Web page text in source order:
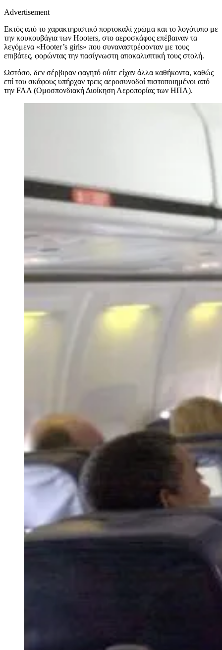
Advertisement
Εκτός από το χαρακτηριστικό πορτοκαλί χρώμα και το λογότυπο με
την κουκουβάγια των Hooters, στο αεροσκάφος επέβαιναν τα
λεγόμενα «Hooter’s girls» που συναναστρέφονταν με τους
επιβάτες, φορώντας την πασίγνωστη αποκαλυπτική τους στολή.
Ωστόσο, δεν σέρβιραν φαγητό ούτε είχαν άλλα καθήκοντα, καθώς
επί του σκάφους υπήρχαν τρεις αεροσυνοδοί πιστοποιημένοι από
την FAA (Ομοσπονδιακή Διοίκηση Αεροπορίας των ΗΠΑ).